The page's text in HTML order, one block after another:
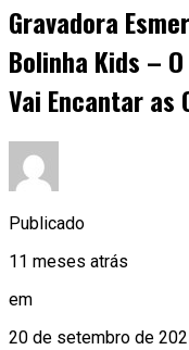
Gravadora
Bolinha Kids –
Vai Encantar as
Publicado
11 meses atrás
em
20 de setembro de